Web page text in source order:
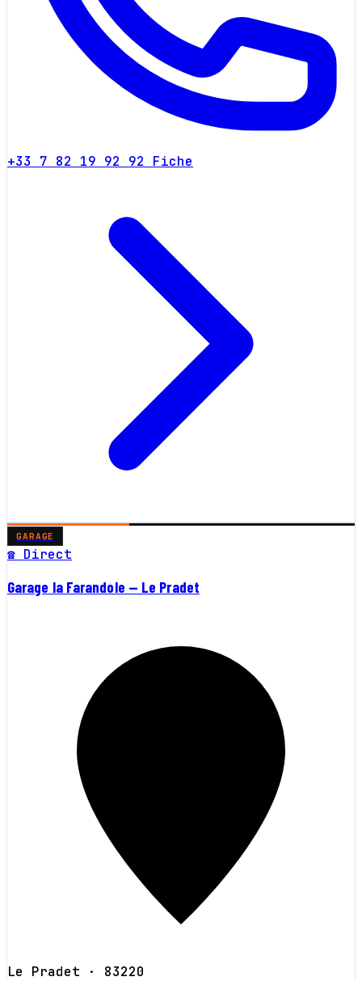
+33 7 82 19 92 92 Fiche
GARAGE
☎ Direct
Garage la Farandole — Le Pradet
Le Pradet · 83220